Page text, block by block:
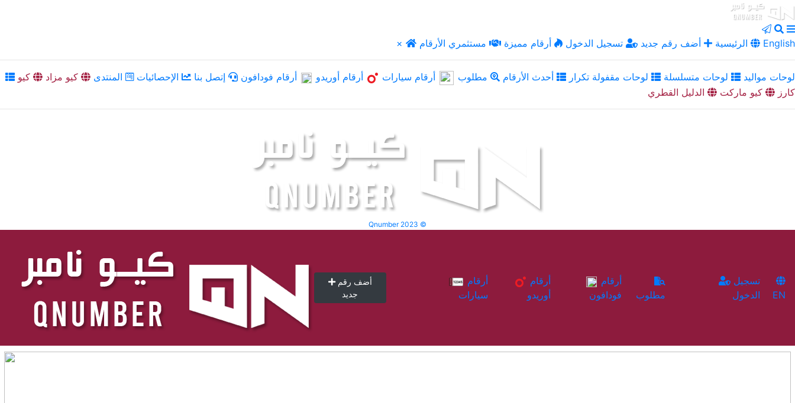
× الرئيسية أضف رقم جديد تسجيل الدخول أرقام مميزة مستثمري الأرقام English
لوحات مواليد لوحات متسلسلة لوحات مقفولة تكرار أحدث الأرقام مطلوب أرقام سيارات أرقام أوريدو أرقام فودافون إتصل بنا الإحصائيات المنتدى كيو مزاد
كيو
كارز
كيو ماركت الدليل القطري
Qnumber 2023 ©
أضف رقم
جديد
سيارات
أوريدو
فودافون
مطلوب
الدخول
EN